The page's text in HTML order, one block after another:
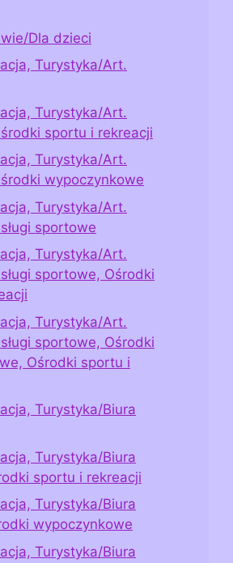
Dla dzieci
Turystyka/Art.
Turystyka/Art.
sportu i rekreacji
Turystyka/Art.
wypoczynkowe
Turystyka/Art.
sportowe
Turystyka/Art.
sportowe, Ośrodki
Turystyka/Art.
sportowe, Ośrodki
Ośrodki sportu i
Turystyka/Biura
Turystyka/Biura
sportu i rekreacji
Turystyka/Biura
wypoczynkowe
Turystyka/Biura